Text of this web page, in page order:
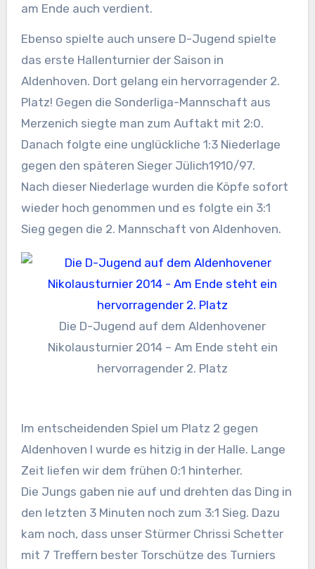
am Ende auch verdient.
Ebenso spielte auch unsere D-Jugend spielte
das erste Hallenturnier der Saison in
Aldenhoven. Dort gelang ein hervorragender 2.
Platz! Gegen die Sonderliga-Mannschaft aus
Merzenich siegte man zum Auftakt mit 2:0.
Danach folgte eine unglückliche 1:3 Niederlage
gegen den späteren Sieger Jülich1910/97.
Nach dieser Niederlage wurden die Köpfe sofort
wieder hoch genommen und es folgte ein 3:1
Sieg gegen die 2. Mannschaft von Aldenhoven.
Die D-Jugend auf dem Aldenhovener
Nikolausturnier 2014 – Am Ende steht ein
hervorragender 2. Platz
Im entscheidenden Spiel um Platz 2 gegen
Aldenhoven I wurde es hitzig in der Halle. Lange
Zeit liefen wir dem frühen 0:1 hinterher.
Die Jungs gaben nie auf und drehten das Ding in
den letzten 3 Minuten noch zum 3:1 Sieg. Dazu
kam noch, dass unser Stürmer Chrissi Schetter
mit 7 Treffern bester Torschütze des Turniers